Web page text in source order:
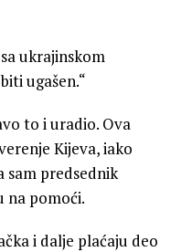
ukrajinskom
ugašen.“
to i uradio. Ova
Kijeva, iako
sam predsednik
na pomoći.
i dalje plaćaju deo